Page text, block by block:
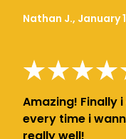
Nathan J., January
Amazing! Finally
every time i
really well!